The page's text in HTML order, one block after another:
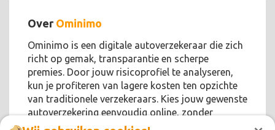
Over Ominimo
Ominimo is een digitale autoverzekeraar die zich
richt op gemak, transparantie en scherpe
premies. Door jouw risicoprofiel te analyseren,
kun je profiteren van lagere kosten ten opzichte
van traditionele verzekeraars. Kies jouw gewenste
autoverzekering eenvoudig online, zonder
ingewikkelde papieren rompslomp!